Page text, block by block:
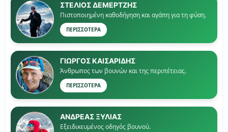
ΣΤΕΛΙΟΣ ΔΕΜΕΡΤΖΗΣ
Πιστοποιημένη καθοδήγηση και αγάπη για τη φύση.
ΠΕΡΙΣΣΟΤΕΡΑ
ΓΙΏΡΓΟΣ ΚΑΙΣΑΡΙΔΗΣ
Άνθρωπος των βουνών και της περιπέτειας.
ΠΕΡΙΣΣΟΤΕΡΑ
ΑΝΔΡΕΑΣ ΞΥΛΙΑΣ
Εξειδικευμένος οδηγός βουνού.